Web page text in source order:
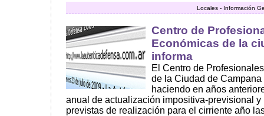
Locales - Información
Centro de
Económicas de la
informa
El Centro de
de la Ciudad de
haciendo en años
anual de actualización impositiva-previsional
previstas de realización para el cirriente año